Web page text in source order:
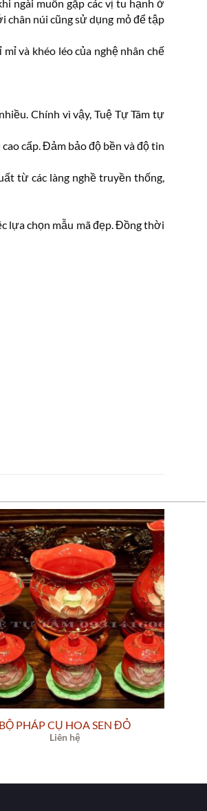
ngài muốn gặp các vị tu hạnh ở
chân núi cũng sử dụng mỏ để tập
và khéo léo của nghệ nhân chế
Chính vì vậy, Tuệ Tự Tâm tự
cấp. Đảm bảo độ bền và độ tin
từ các làng nghề truyền thống,
lựa chọn mẫu mã đẹp. Đồng thời
BỘ PHÁP CỤ HOA SEN ĐỎ
Liên hệ